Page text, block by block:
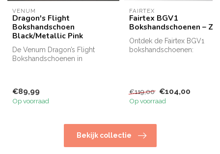
VENUM
Dragon's Flight
Bokshandschoen
Black/Metallic Pink
De Venum Dragon’s Flight
Bokshandschoenen in
€89,99
Op voorraad
FAIRTEX
Fairtex BGV1
Bokshandschoenen –
Ontdek de Fairtex BGV1
bokshandschoenen:
€119,00 €104,00
Op voorraad
Bekijk collectie